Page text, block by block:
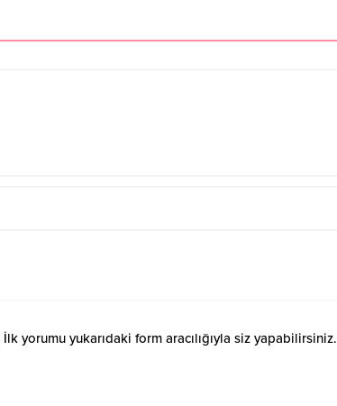
İlk yorumu yukarıdaki form aracılığıyla siz yapabilirsiniz.